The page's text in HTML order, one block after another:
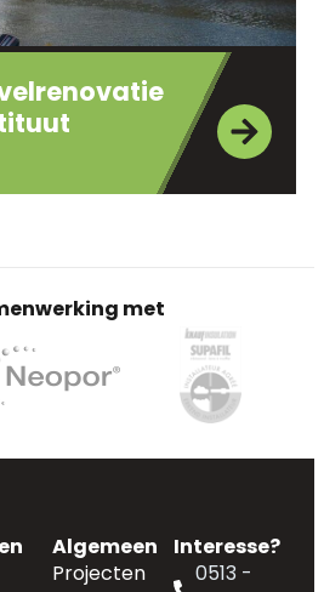
met
Algemeen
Projecten
Interesse?
0513 -